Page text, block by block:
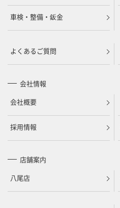
車検・整備・鈑金
よくあるご質問
会社情報
会社概要
採用情報
店舗案内
八尾店